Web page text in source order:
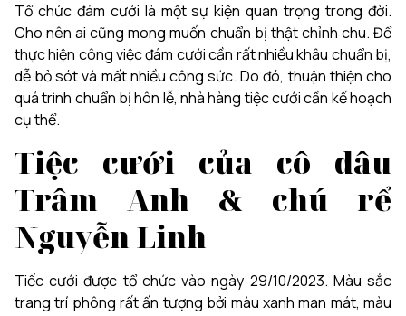
Tổ chức đám cưới là một sự kiện quan trọng trong đời.
Cho nên ai cũng mong muốn chuẩn bị thật chỉnh chu. Để
thực hiện công việc đám cưới cần rất nhiều khâu chuẩn bị,
dễ bỏ sót và mất nhiều công sức. Do đó, thuận thiện cho
quá trình chuẩn bị hôn lễ, nhà hàng tiệc cưới cần kế hoạch
cụ thể.
Tiệc cưới của cô dâu
Trâm Anh & chú rể
Nguyễn Linh
Tiếc cưới được tổ chức vào ngày 29/10/2023. Màu sắc
trang trí phông rất ấn tượng bởi màu xanh man mát, màu